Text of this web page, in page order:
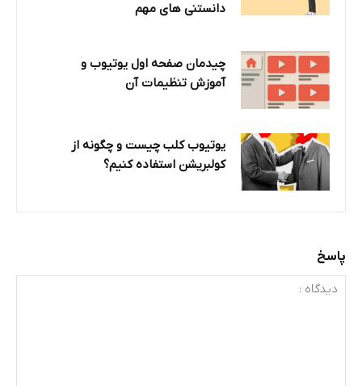
دانستنی های مهم
چیدمان صفحه اول یوتیوب و
آموزش تنظیمات آن
یوتیوب کلب چیست و چگونه از
کولبریشن استفاده کنیم؟
پاسخ